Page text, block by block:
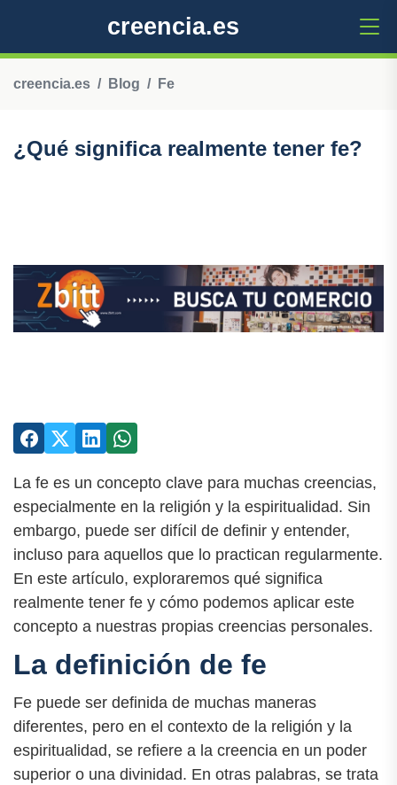
creencia.es
creencia.es Blog Fe
¿Qué significa realmente tener fe?
La fe es un concepto clave para muchas creencias,
especialmente en la religión y la espiritualidad. Sin
embargo, puede ser difícil de definir y entender,
incluso para aquellos que lo practican regularmente.
En este artículo, exploraremos qué significa
realmente tener fe y cómo podemos aplicar este
concepto a nuestras propias creencias personales.
La definición de fe
Fe puede ser definida de muchas maneras
diferentes, pero en el contexto de la religión y la
espiritualidad, se refiere a la creencia en un poder
superior o una divinidad. En otras palabras, se trata